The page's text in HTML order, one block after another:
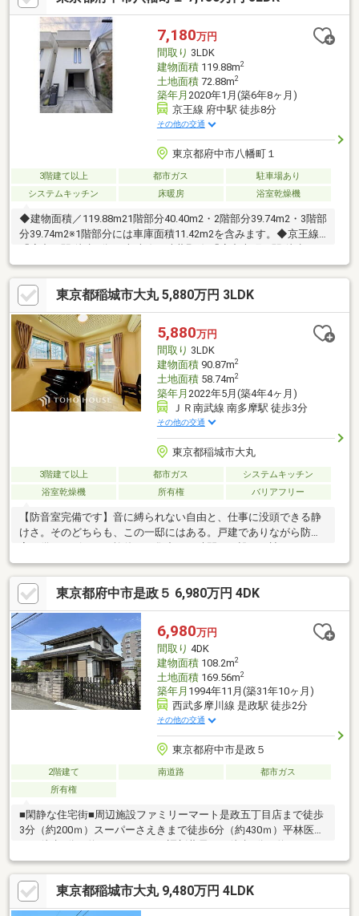
7,180万円
間取り 3LDK
建物面積119.88m2
土地面積72.88m2
築年月 2020年1月(築6年8ヶ月)
京王線 府中駅 徒歩8分
その他の交通
東京都府中市八幡町１
3階建て以上 都市ガス
駐車場あり
システムキッチン
床暖房 浴室乾燥機
◆建物面積／119.88m21階部分40.40m2・2階部分39.74m2・3階部
分39.74m2※1階部分には車庫面積11.42m2を含みます。◆京王線
分・京王線 「府中競馬正門前」駅 徒歩1分◆広々LDK19帖 ※分
譲時にLDKのクロスのみ張り替えをしています。◆充実の設備：
食洗器、浴室換気乾燥機、LDに床暖房、 TVモニター付きインタ
ーフォン、トイレ二箇所、カースペース有り
東京都稲城市大丸 5,880万円 3LDK
5,880万円
間取り 3LDK
建物面積90.87m2
土地面積58.74m2
築年月 2022年5月(築4年4ヶ月)
ＪＲ南武線 南多摩駅 徒歩3分
その他の交通
東京都稲城市大丸
3階建て以上 都市ガス
システムキッチン
浴室乾燥機
所有権 バリアフリー
【防音室完備です】音に縛られない自由と、仕事に没頭できる静
けさ。そのどちらも、この一邸にはある。戸建でありながら防音
室を備え、ピアノの旋律も、集中する時間も、誰にも遮られな
い。さらに外から直接出入りできる独立ワークスペースが、暮ら
しと仕事を美しく分ける。教える、迎える、創る。日常が少しだ
け特別になる、そんな住まいです。■ご案内・物件パンフレット
のご請求はお気軽にどうぞ※お電話の場合：TEL:0120-00-5747(通
話無料) ※メールの場合：【資料請求】又は【見学予約】ボタン
をクリックでお問い合わせください。■～東宝ハウス【フリーダ
イヤル:0120-00-5747】～
東京都府中市是政５ 6,980万円 4DK
6,980万円
間取り 4DK
建物面積108.2m2
土地面積169.56m2
築年月 1994年11月(築31年10ヶ月)
西武多摩川線 是政駅 徒歩2分
その他の交通
東京都府中市是政５
2階建て 南道路
都市ガス
所有権
■閑静な住宅街■周辺施設ファミリーマート是政五丁目店まで徒歩
3分（約200ｍ）スーパーさえきまで徒歩6分（約430ｍ）平林医院
デンタルクリニック沼澤まで徒歩3分（約220ｍ）
東京都稲城市大丸 9,480万円 4LDK